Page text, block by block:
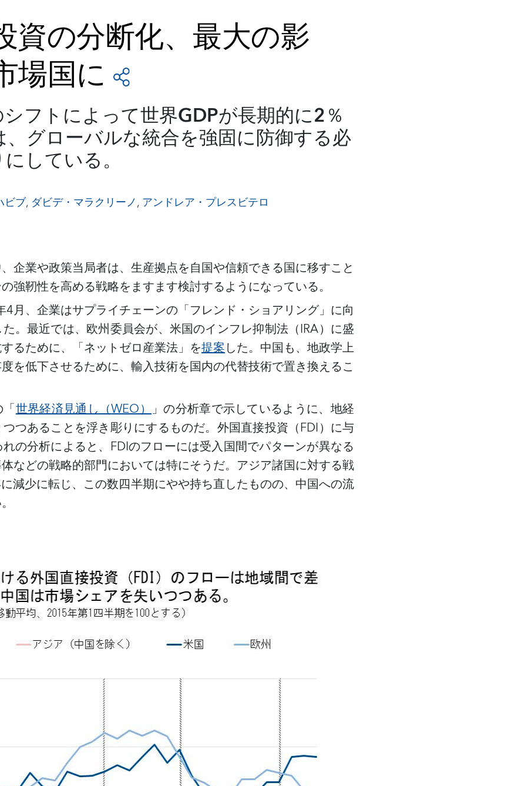
資の分断化、最大の影
場国に
フトによって世界GDPが長期的に2％
グローバルな統合を強固に防御する必
している。
ビブ, ダビデ・マラクリーノ,アンドレア・プレスビテロ
企業や政策当局者は、生産拠点を自国や信頼できる国に移すこと
強靭性を高める戦略をますます検討するようになっている。
4月、企業はサプライチェーンの「フレンド・ショアリング」に向
。最近では、欧州委員会が、米国のインフレ抑制法（IRA）に盛
るために、「ネットゼロ産業法」を提案した。中国も、地政学上
を低下させるために、輸入技術を国内の代替技術で置き換えるこ
「世界経済見通し（WEO）」の分析章で示しているように、地経
つあることを浮き彫りにするものだ。外国直接投資（FDI）に与
の分析によると、FDIのフローには受入国間でパターンが異なる
などの戦略的部門においては特にそうだ。アジア諸国に対する戦
減少に転じ、この数四半期にやや持ち直したものの、中国への流